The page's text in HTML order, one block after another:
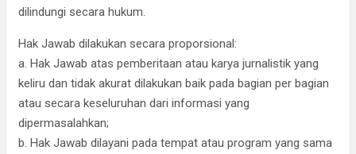
dilindungi secara hukum.
Hak Jawab dilakukan secara proporsional:
a. Hak Jawab atas pemberitaan atau karya jurnalistik yang
keliru dan tidak akurat dilakukan baik pada bagian per bagian
atau secara keseluruhan dari informasi yang
dipermasalahkan;
b. Hak Jawab dilayani pada tempat atau program yang sama